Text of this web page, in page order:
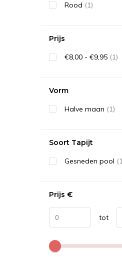
Rood (1)
Prijs
€8,00 - €9,95 (1)
Vorm
Halve maan (1)
Soort Tapijt
Gesneden pool
Prijs €
tot